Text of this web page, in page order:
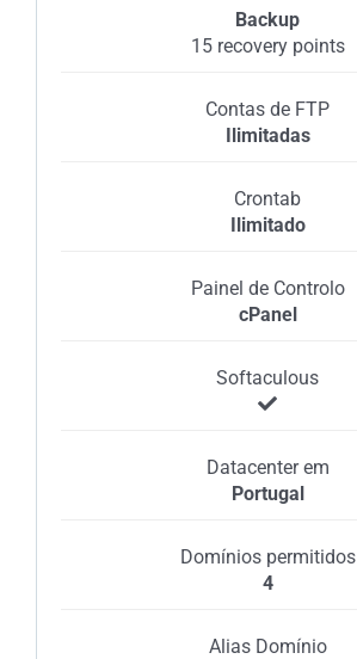
Backup
15 recovery points
Contas de FTP
Ilimitadas
Crontab
Ilimitado
Painel de Controlo
cPanel
Softaculous
Datacenter em
Portugal
Domínios permitidos
4
Alias Domínio